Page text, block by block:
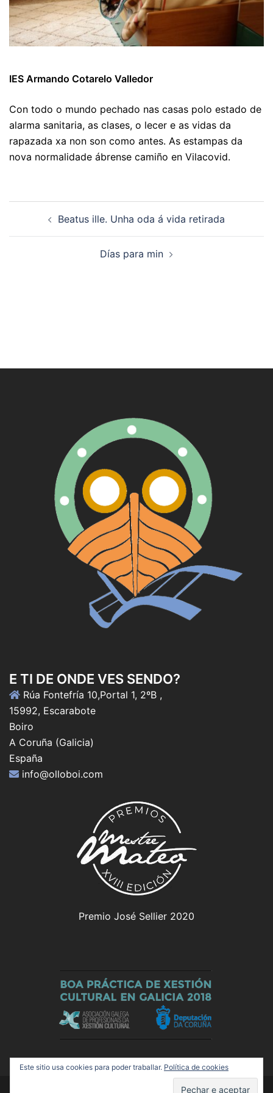
IES Armando Cotarelo Valledor
Con todo o mundo pechado nas casas polo estado de
alarma sanitaria, as clases, o lecer e as vidas da
rapazada xa non son como antes. As estampas da
nova normalidade ábrense camiño en Vilacovid.
Beatus ille. Unha oda á vida retirada
Días para min
E TI DE ONDE VES SENDO?
Rúa Fontefría 10,Portal 1, 2ºB ,
15992, Escarabote
Boiro
A Coruña (Galicia)
España
info@olloboi.com
Premio José Sellier 2020
Este sitio usa cookies para poder traballar. Política de cookies